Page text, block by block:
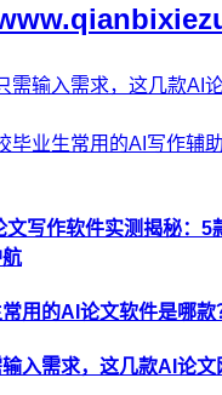
需输入需求，这几款AI
毕业生常用的AI写作辅
文写作软件实测揭秘：5
用的AI论文软件是哪款
入需求，这几款AI论